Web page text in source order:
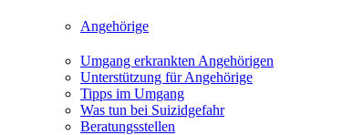
Angehörige
Umgang erkrankten Angehörigen
Unterstützung für Angehörige
Tipps im Umgang
Was tun bei Suizidgefahr
Beratungsstellen